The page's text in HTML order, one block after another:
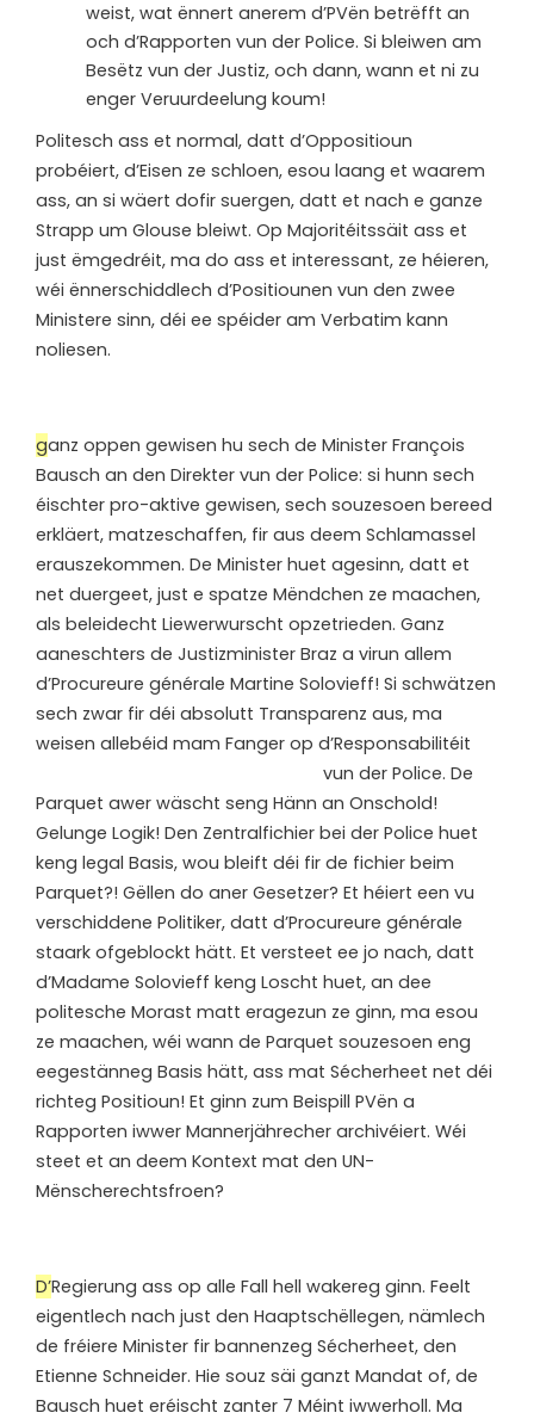
weist, wat ënnert anerem d’PVën betrëfft an
och d’Rapporten vun der Police. Si bleiwen am
Besëtz vun der Justiz, och dann, wann et ni zu
enger Veruurdeelung koum!
Politesch ass et normal, datt d’Oppositioun
probéiert, d’Eisen ze schloen, esou laang et waarem
ass, an si wäert dofir suergen, datt et nach e ganze
Strapp um Glouse bleiwt. Op Majoritéitssäit ass et
just ëmgedréit, ma do ass et interessant, ze héieren,
wéi ënnerschiddlech d’Positiounen vun den zwee
Ministere sinn, déi ee spéider am Verbatim kann
noliesen.
ganz oppen gewisen hu sech de Minister François
Bausch an den Direkter vun der Police: si hunn sech
éischter pro-aktive gewisen, sech souzesoen bereed
erkläert, matzeschaffen, fir aus deem Schlamassel
erauszekommen. De Minister huet agesinn, datt et
net duergeet, just e spatze Mëndchen ze maachen,
als beleidecht Liewerwurscht opzetrieden. Ganz
aaneschters de Justizminister Braz a virun allem
d’Procureure générale Martine Solovieff! Si schwätzen
sech zwar fir déi absolutt Transparenz aus, ma
weisen allebéid mam Fanger op d’Responsabilitéit
vun der Police. De
Parquet awer wäscht seng Hänn an Onschold!
Gelunge Logik! Den Zentralfichier bei der Police huet
keng legal Basis, wou bleift déi fir de fichier beim
Parquet?! Gëllen do aner Gesetzer? Et héiert een vu
verschiddene Politiker, datt d’Procureure générale
staark ofgeblockt hätt. Et versteet ee jo nach, datt
d’Madame Solovieff keng Loscht huet, an dee
politesche Morast matt eragezun ze ginn, ma esou
ze maachen, wéi wann de Parquet souzesoen eng
eegestänneg Basis hätt, ass mat Sécherheet net déi
richteg Positioun! Et ginn zum Beispill PVën a
Rapporten iwwer Mannerjährecher archivéiert. Wéi
steet et an deem Kontext mat den UN-
Mënscherechtsfroen?
D’Regierung ass op alle Fall hell wakereg ginn. Feelt
eigentlech nach just den Haaptschëllegen, nämlech
de fréiere Minister fir bannenzeg Sécherheet, den
Etienne Schneider. Hie souz säi ganzt Mandat of, de
Bausch huet eréischt zanter 7 Méint iwwerholl. Ma